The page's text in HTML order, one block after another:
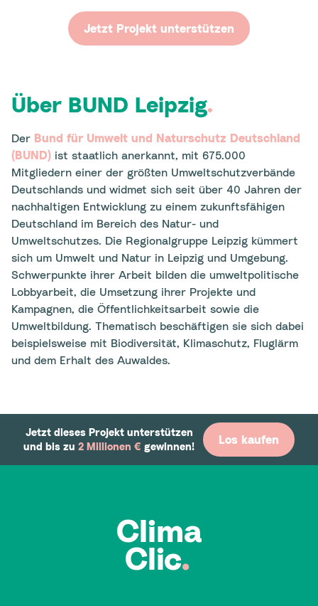
Jetzt Projekt unterstützen
Über BUND Leipzig.
Der Bund für Umwelt und Naturschutz Deutschland
(BUND) ist staatlich anerkannt, mit 675.000
Mitgliedern einer der größten Umweltschutzverbände
Deutschlands und widmet sich seit über 40 Jahren der
nachhaltigen Entwicklung zu einem zukunftsfähigen
Deutschland im Bereich des Natur- und
Umweltschutzes. Die Regionalgruppe Leipzig kümmert
sich um Umwelt und Natur in Leipzig und Umgebung.
Schwerpunkte ihrer Arbeit bilden die umweltpolitische
Lobbyarbeit, die Umsetzung ihrer Projekte und
Kampagnen, die Öffentlichkeitsarbeit sowie die
Umweltbildung. Thematisch beschäftigen sie sich dabei
beispielsweise mit Biodiversität, Klimaschutz, Fluglärm
und dem Erhalt des Auwaldes.
Jetzt dieses Projekt unterstützen
und bis zu 2 Millionen € gewinnen! Los kaufen
Clima
Clic.